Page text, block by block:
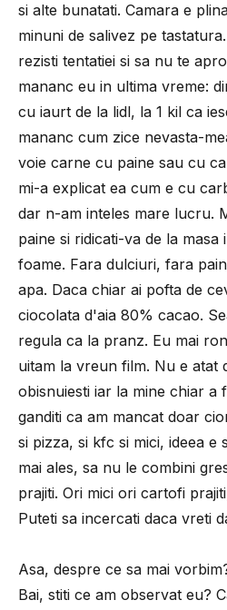
si alte bunatati. Camara e
minuni de salivez pe
rezisti tentatiei si sa nu te
mananc eu in ultima vreme:
cu iaurt de la lidl, la 1 kil ca
mananc cum zice nevasta-
voie carne cu paine sau cu
mi-a explicat ea cum e cu
dar n-am inteles mare lucru.
paine si ridicati-va de la masa
foame. Fara dulciuri, fara
apa. Daca chiar ai pofta de
ciocolata d'aia 80% cacao.
regula ca la pranz. Eu mai
uitam la vreun film. Nu e atat
obisnuiesti iar la mine chiar a
ganditi ca am mancat doar
si pizza, si kfc si mici, ideea e
mai ales, sa nu le combini
prajiti. Ori mici ori cartofi
Puteti sa incercati daca vreti
Asa, despre ce sa mai
Bai, stiti ce am observat eu?